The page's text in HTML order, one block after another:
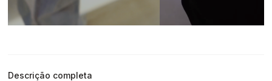
Descrição completa